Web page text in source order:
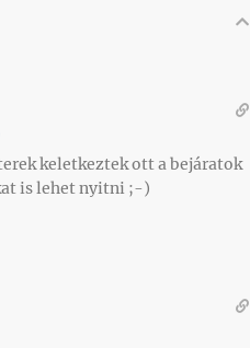
keletkeztek ott a bejáratok
is lehet nyitni ;-)